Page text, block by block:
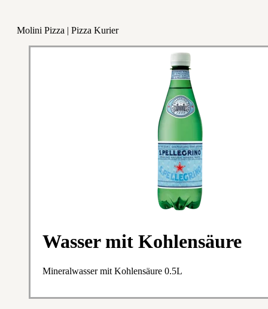
Molini Pizza | Pizza Kurier
Wasser mit Kohlensäure
Mineralwasser mit Kohlensäure 0.5L